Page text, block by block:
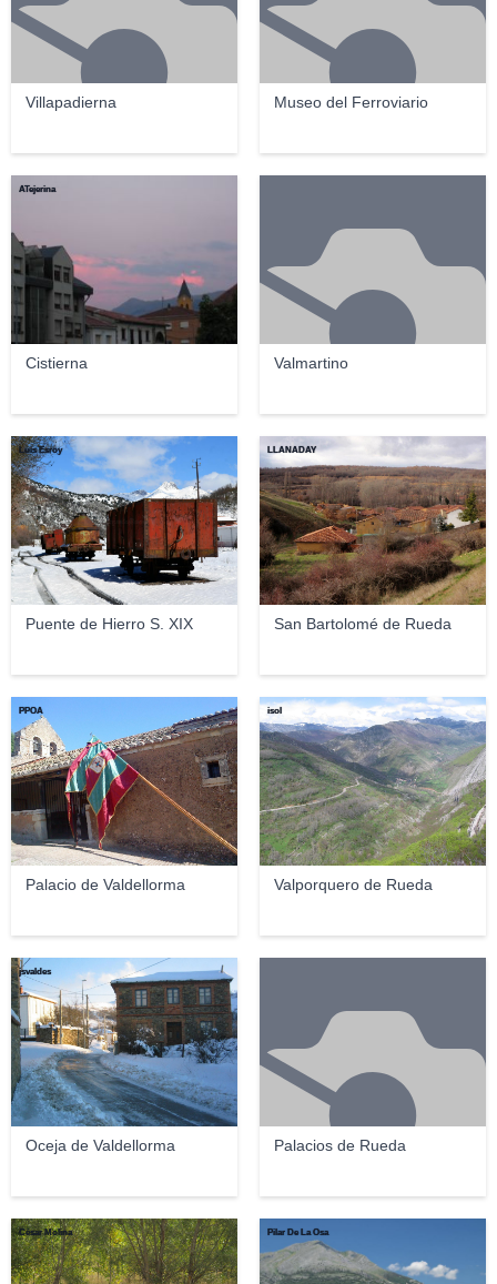
Villapadierna Museo del Ferroviario
Cistierna
ATejerina
Valmartino
Puente de Hierro S. XIX
Luis Esroy
San Bartolomé de Rueda
LLANADAY
Palacio de Valdellorma
PPOA
Valporquero de Rueda
isol
Oceja de Valdellorma
jsvaldes
Palacios de Rueda
César Molina Pilar De La Osa